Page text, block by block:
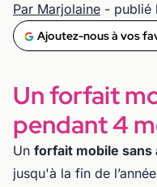
Par Marjolaine - publié
Ajoutez-nous à vos
Un forfait
pendant 4
Un forfait mobile sans
jusqu'à la fin de